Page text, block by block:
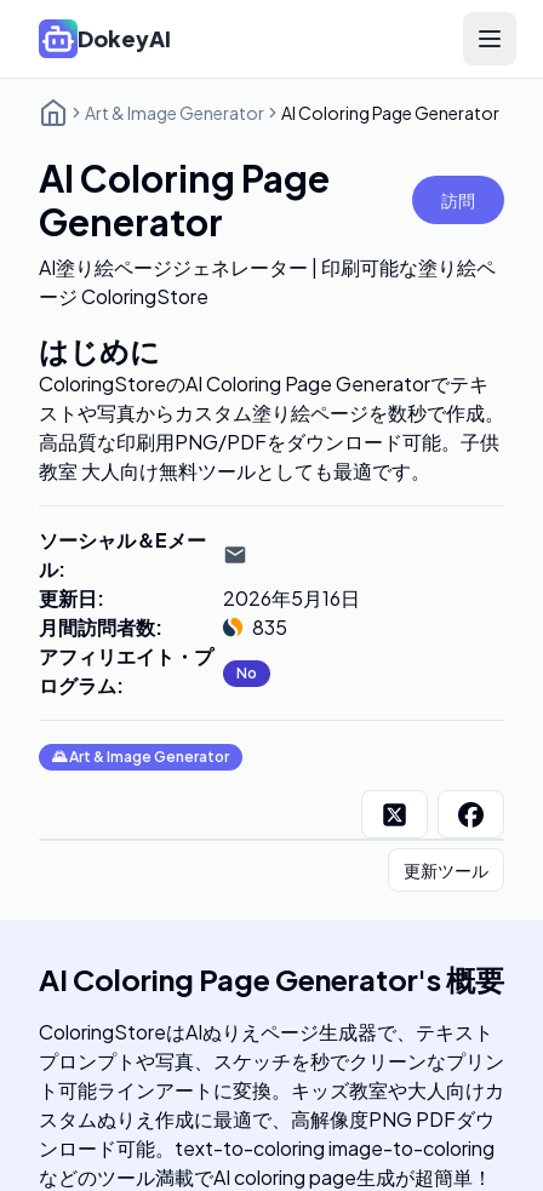
DokeyAI Open
Art & Image Generator AI Coloring Page Generator
AI Coloring Page
Generator
訪問
AI塗り絵ページジェネレーター | 印刷可能な塗り絵ペ
ージ ColoringStore
はじめに
ColoringStoreのAI Coloring Page Generatorでテキ
ストや写真からカスタム塗り絵ページを数秒で作成。
高品質な印刷用PNG/PDFをダウンロード可能。子供
教室 大人向け無料ツールとしても最適です。
ソーシャル＆Eメー
ル:
更新日:
2026年5月16日
月間訪問者数:
835
アフィリエイト・プ
ログラム: No
🌄Art & Image Generator
更新ツール
AI Coloring Page Generator's概要
ColoringStoreはAIぬりえページ生成器で、テキスト
プロンプトや写真、スケッチを秒でクリーンなプリン
ト可能ラインアートに変換。キッズ教室や大人向けカ
スタムぬりえ作成に最適で、高解像度PNG PDFダウ
ンロード可能。text-to-coloring image-to-coloring
などのツール満載でAI coloring page生成が超簡単！